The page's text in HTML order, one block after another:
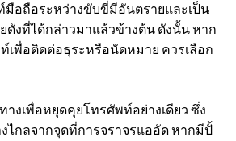
อระหว่างขับขี่มีอันตรายและเป็น
งที่ได้กล่าวมาแล้วข้างต้น ดังนั้น หาก
เพื่อติดต่อธุระหรือนัดหมาย ควรเลือก
างเพื่อหยุดคุยโทรศัพท์อย่างเดียว ซึ่ง
ไกลจากจุดที่การจราจรแออัด หากมีปั้